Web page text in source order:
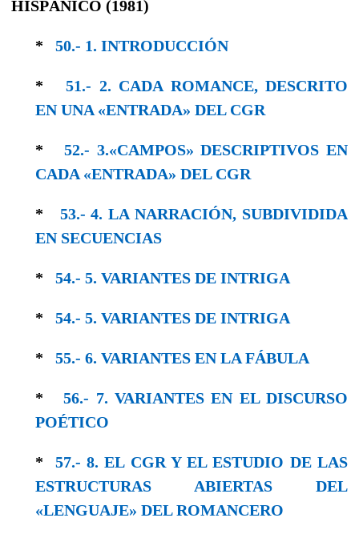
HISPÁNICO (1981)
* 50.- 1. INTRODUCCIÓN
*51.- 2. CADA ROMANCE, DESCRIΤΟ
EΝ UNA «ENTRADA» DEL CGR
* 52.- 3.«CAMPOS» DESCRIPTIVOS EN
CADA «ENTRADA» DEL CGR
* 53.- 4. LA NARRACIÓN, SUBDIVIDIDA
EN SECUENCIAS
* 54.- 5. VARIANTES DE INTRIGA
* 54.- 5. VARIANTES DE INTRIGA
* 55.- 6. VARIANTES EN LΑ FÁBULA
*56.- 7. VARIANTES EN EL DISCURSO
POÉTICO
* 57.- 8. EL CGR Y EL ESTUDIO DE LAS
ESTRUCTURAS ABIERTAS DEL
«LENGUAJE» DEL ROMANCERO